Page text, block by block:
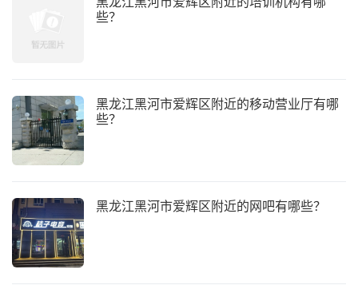
些？
黑龙江黑河市爱辉区附近的移动营业厅有哪
些？
黑龙江黑河市爱辉区附近的网吧有哪些？